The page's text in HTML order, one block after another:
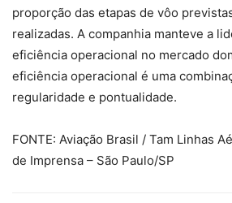
proporção das etapas de vôo
realizadas. A companhia manteve a
eficiência operacional no mercado
eficiência operacional é uma
regularidade e pontualidade.
FONTE: Aviação Brasil / Tam Linhas
de Imprensa – São Paulo/SP